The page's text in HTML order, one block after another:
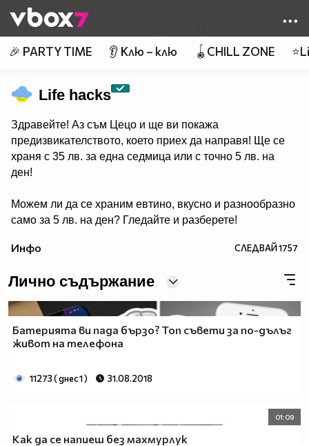
👾
🎉 PARTY TIME 👂 Клю – клю 🪀CHILL ZONE
Life hacks
Здравейте! Аз съм Цецо и ще ви покажа
предизвикателството, което приех да направя! Ще се
храня с 35 лв. за една седмица или с точно 5 лв. на
ден!
Можем ли да се храним евтино, вкусно и разнообразно
само за 5 лв. на ден? Гледайте и разберете!
Инфо СЛЕДВАЙ1757
Лично съдържание
Батерията ви пада бързо? Топ съвети за по-дълъг
живот на телефона
11273 ( днес 1 ) 31.08.2018
01:09
Как да се напиеш без махмурлук